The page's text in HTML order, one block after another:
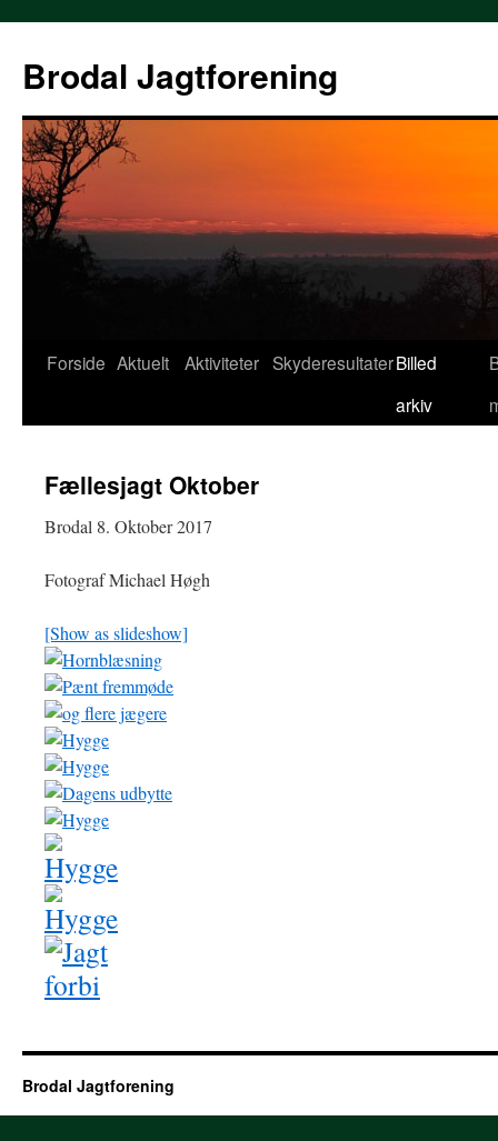
indhold
Brodal Jagtforening
Forside Aktuelt Aktiviteter SkyderesultaterBilled
arkiv
Fællesjagt Oktober
Brodal 8. Oktober 2017
Fotograf Michael Høgh
[Show as slideshow]
Brodal Jagtforening